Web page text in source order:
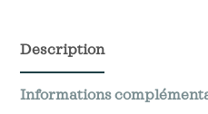
l'automne
Description
Informations